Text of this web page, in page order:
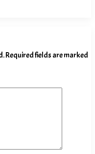
Required fields are marked